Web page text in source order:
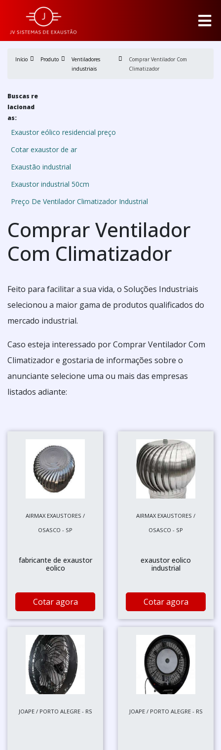
Início Produto
Ventiladores
industriais
Comprar Ventilador Com
Climatizador
Buscas re
lacionad
as:
Exaustor eólico residencial preço
Cotar exaustor de ar
Exaustão industrial
Exaustor industrial 50cm
Preço De Ventilador Climatizador Industrial
Comprar Ventilador
Com Climatizador
Feito para facilitar a sua vida, o Soluções Industriais
selecionou a maior gama de produtos qualificados do
mercado industrial.
Caso esteja interessado por Comprar Ventilador Com
Climatizador e gostaria de informações sobre o
anunciante selecione uma ou mais das empresas
listados adiante:
AIRMAX EXAUSTORES /
OSASCO - SP
fabricante de exaustor
eolico
Cotar agora
AIRMAX EXAUSTORES /
OSASCO - SP
exaustor eolico
industrial
Cotar agora
JOAPE / PORTO ALEGRE - RS JOAPE / PORTO ALEGRE - RS